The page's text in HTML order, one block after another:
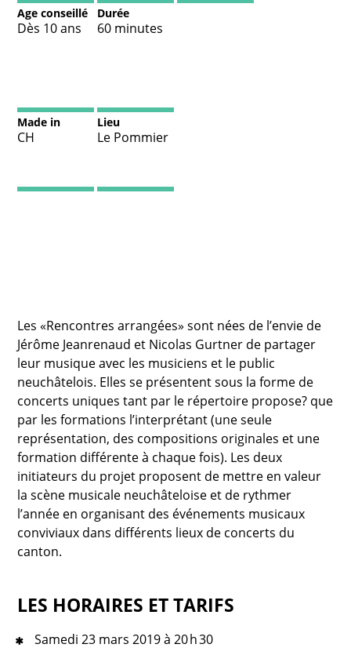
Age conseillé
Dès 10 ans
Durée
60 minutes
Made in
CH
Lieu
Le Pommier
Les «Rencontres arrangées» sont nées de l’envie de
Jérôme Jeanrenaud et Nicolas Gurtner de partager
leur musique avec les musiciens et le public
neuchâtelois. Elles se présentent sous la forme de
concerts uniques tant par le répertoire propose? que
par les formations l’interprétant (une seule
représentation, des compositions originales et une
formation différente à chaque fois). Les deux
initiateurs du projet proposent de mettre en valeur
la scène musicale neuchâteloise et de rythmer
l’année en organisant des événements musicaux
conviviaux dans différents lieux de concerts du
canton.
LES HORAIRES ET TARIFS
Samedi 23 mars 2019 à 20 h 30